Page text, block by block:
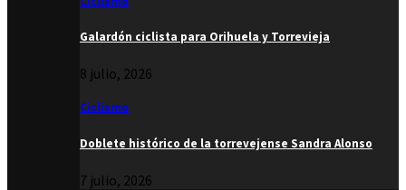
Galardón ciclista para Orihuela y Torrevieja
8 julio, 2026
Ciclismo
Doblete histórico de la torrevejense Sandra Alonso
7 julio, 2026